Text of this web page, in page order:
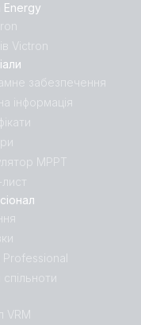
Energy
Victron
забезпечення
інформація
MPPT
Professional
VRM